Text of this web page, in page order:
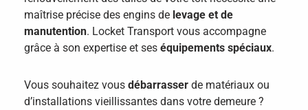
maîtrise précise des engins de levage et de
manutention. Locket Transport vous accompagne
grâce à son expertise et ses équipements spéciaux.
Vous souhaitez vous débarrasser de matériaux ou
d’installations vieillissantes dans votre demeure ?